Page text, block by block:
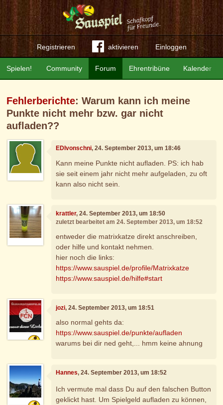
Registrieren aktivieren Einloggen
Community Forum Ehrentribüne Kalender
Spielen!
Fehlerberichte: Warum kann ich meine
Punkte nicht mehr bzw. gar nicht
aufladen??
EDIvonschni, 24. September 2013, um 18:46
Kann meine Punkte nicht aufladen. PS: ich hab
sie seit einem jahr nicht mehr aufgeladen, zu oft
kann also nicht sein.
krattler, 24. September 2013, um 18:50
zuletzt bearbeitet am 24. September 2013, um 18:52
entweder die matrixkatze direkt anschreiben,
oder hilfe und kontakt nehmen.
hier noch die links:
https://www.sauspiel.de/profile/Matrixkatze
https://www.sauspiel.de/hilfe#start
jozi, 24. September 2013, um 18:51
also normal gehts da:
https://www.sauspiel.de/punkte/aufladen
warums bei dir ned geht,... hmm keine ahnung
Hannes, 24. September 2013, um 18:52
Ich vermute mal dass Du auf den falschen Button
geklickt hast. Um Spielgeld aufladen zu können,